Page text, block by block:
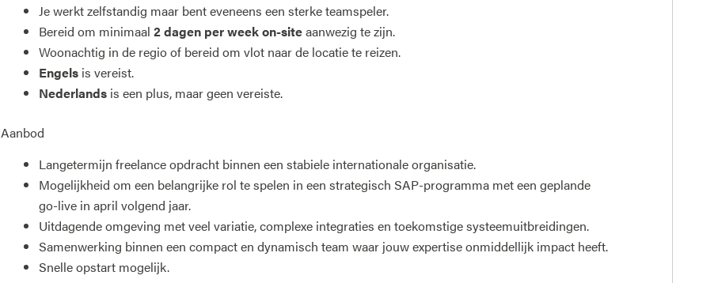
Je werkt zelfstandig maar bent eveneens een sterke teamspeler.
Bereid om minimaal 2 dagen per week on-siteaanwezig te zijn.
Woonachtig in de regio of bereid om vlot naar de locatie te reizen.
Engels is vereist.
Nederlands is een plus, maar geen vereiste.
Aanbod
Langetermijn freelance opdracht binnen een stabiele internationale organisatie.
Mogelijkheid om een belangrijke rol te spelen in een strategisch SAP-programma met een geplande
go-live in april volgend jaar.
Uitdagende omgeving met veel variatie, complexe integraties en toekomstige systeemuitbreidingen.
Samenwerking binnen een compact en dynamisch team waar jouw expertise onmiddellijk impact heeft.
Snelle opstart mogelijk.